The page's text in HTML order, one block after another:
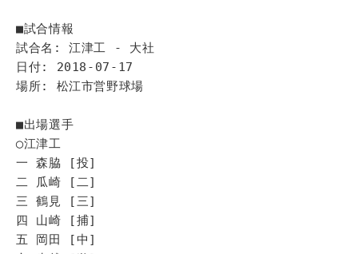
■試合情報
試合名: 江津工 - 大社
日付: 2018-07-17
場所: 松江市営野球場
■出場選手
◯江津工
一 森脇 [投]
二 瓜崎 [二]
三 鶴見 [三]
四 山崎 [捕]
五 岡田 [中]